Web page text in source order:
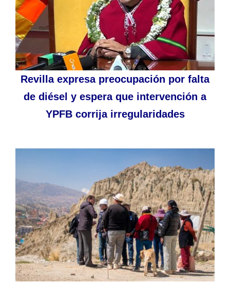
Revilla expresa preocupación por falta
de diésel y espera que intervención a
YPFB corrija irregularidades